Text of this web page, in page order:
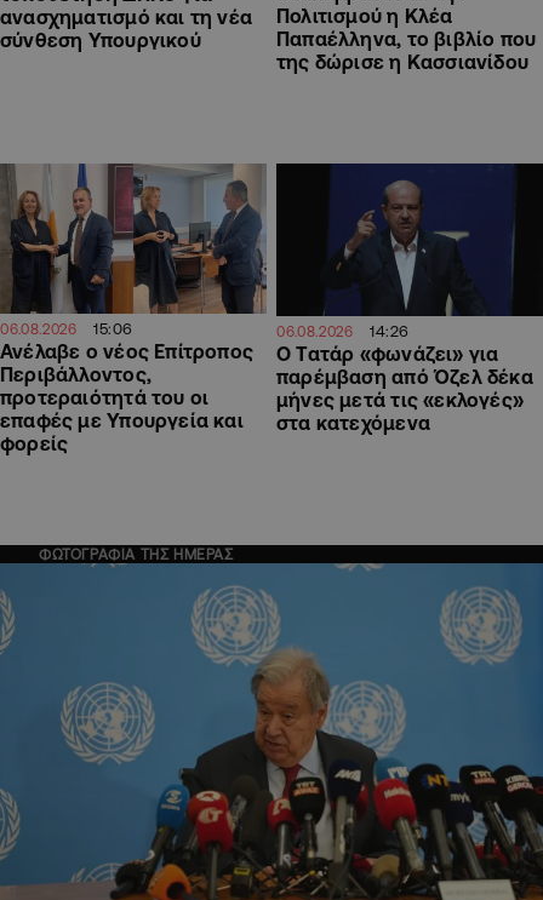
ανασχηματισμό και τη νέα
σύνθεση Υπουργικού
Πολιτισμού η Κλέα
Παπαέλληνα, το βιβλίο που
της δώρισε η Κασσιανίδου
06.08.2026 15:06
Ανέλαβε ο νέος Επίτροπος
Περιβάλλοντος,
προτεραιότητά του οι
επαφές με Υπουργεία και
φορείς
06.08.2026 14:26
Ο Τατάρ «φωνάζει» για
παρέμβαση από Όζελ δέκα
μήνες μετά τις «εκλογές»
στα κατεχόμενα
ΦΩΤΟΓΡΑΦΙΑ ΤΗΣ ΗΜΕΡΑΣ